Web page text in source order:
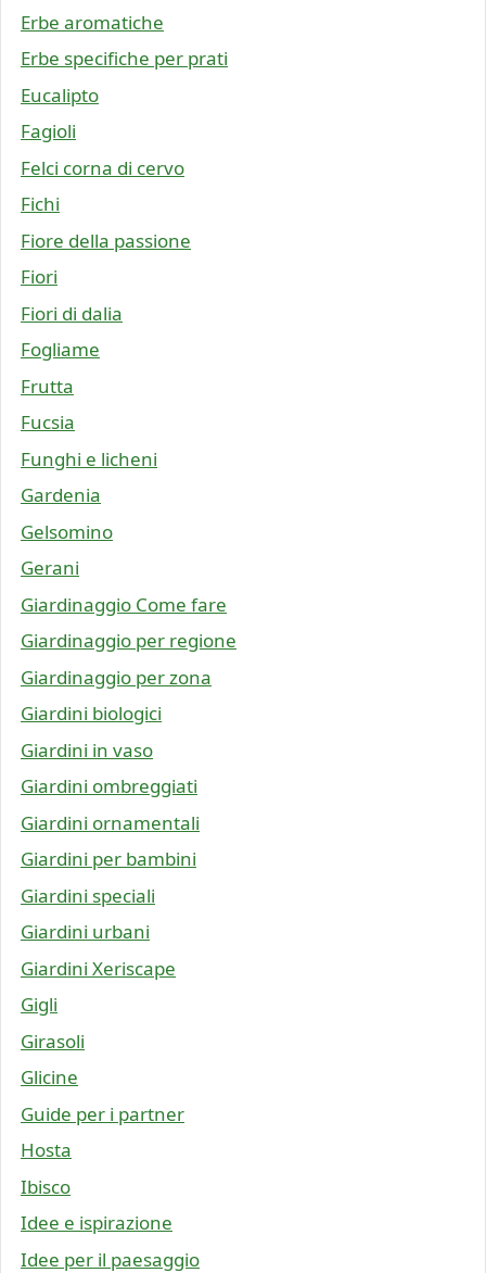
Erbe aromatiche
Erbe specifiche per prati
Eucalipto
Fagioli
Felci corna di cervo
Fichi
Fiore della passione
Fiori
Fiori di dalia
Fogliame
Frutta
Fucsia
Funghi e licheni
Gardenia
Gelsomino
Gerani
Giardinaggio Come fare
Giardinaggio per regione
Giardinaggio per zona
Giardini biologici
Giardini in vaso
Giardini ombreggiati
Giardini ornamentali
Giardini per bambini
Giardini speciali
Giardini urbani
Giardini Xeriscape
Gigli
Girasoli
Glicine
Guide per i partner
Hosta
Ibisco
Idee e ispirazione
Idee per il paesaggio